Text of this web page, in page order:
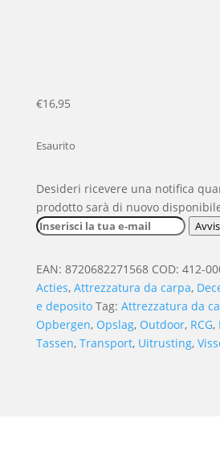
€16,95
Esaurito
Desideri ricevere una notifica
prodotto sarà di nuovo
EAN: 8720682271568 COD: 412-
Acties, Attrezzatura da carpa,
e deposito Tag: Attrezzatura da
Opbergen, Opslag, Outdoor, RCG,
Tassen, Transport, Uitrusting,